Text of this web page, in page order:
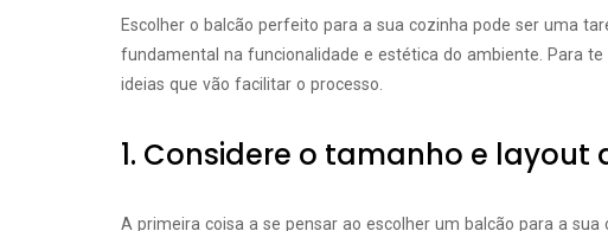
Escolher o balcão perfeito para a sua cozinha pode ser uma
fundamental na funcionalidade e estética do ambiente. Para
ideias que vão facilitar o processo.
1. Considere o tamanho e layout
A primeira coisa a se pensar ao escolher um balcão para a